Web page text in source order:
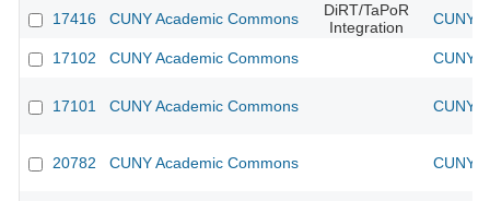
17416 CUNY Academic Commons
DiRT/TaPoR
Integration
CUNY
17102 CUNY Academic Commons CUNY
17101 CUNY Academic Commons CUNY
20782 CUNY Academic Commons CUNY